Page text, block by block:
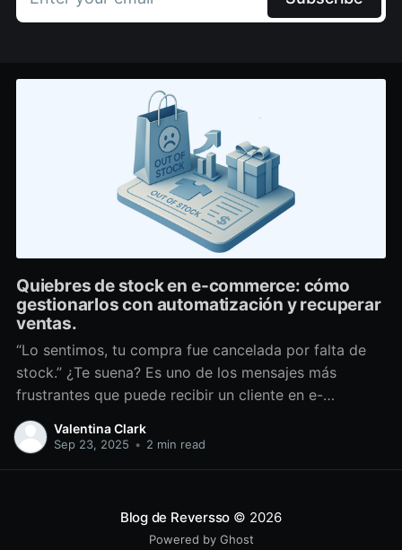
Quiebres de stock en e-commerce: cómo
gestionarlos con automatización y recuperar
ventas.
“Lo sentimos, tu compra fue cancelada por falta de
stock.” ¿Te suena? Es uno de los mensajes más
frustrantes que puede recibir un cliente en e-
commerce. Y para las marcas, no es solo un pedido
menos: significa pérdida de ventas, reputación
Valentina Clark
Sep 23, 2025 • 2 min read
Blog de Reversso © 2026
Powered by Ghost